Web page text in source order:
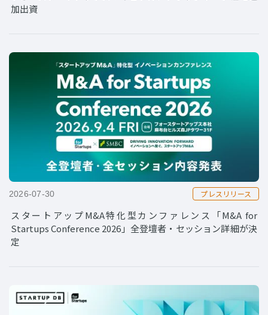
加出資
2026-07-30 プレスリリース
スタートアップM&A特化型カンファレンス「M&A for
Startups Conference 2026」全登壇者・セッション詳細が決
定